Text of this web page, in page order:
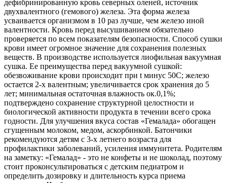
дефибринированную кровь северных оленей, источник
двухвалентного (гемового) железа. Эта форма железа
усваивается организмом в 10 раз лучше, чем железо иной
валентности. Кровь перед высушиванием обязательно
проверяется по всем показателям безопасности. Способ сушки
крови имеет огромное значение для сохранения полезных
веществ. В производстве используется лиофильная вакуумная
сушка. Ее преимущества перед вакуумной сушкой:
обезвоживание крови происходит при t минус 50C; железо
остается 2-х валентным; увеличивается срок хранения до 5
лет; минимальная остаточная влажность ок.0,1%;
подтверждено сохранение структурной целостности и
биологической активности продукта в течении всего срока
годности. Для улучшения вкуса состав «Гемалада» обогащен
сгущенным молоком, медом, аскорбинкой. Батончики
рекомендуются детям с 3-х летнего возраста для
профилактики заболеваний, усиления иммунитета. Родителям
на заметку: «Гемалад» - это не конфеты и не шоколад, поэтому
стоит проконсультироваться с детским педиатром и
определить дозировку и длительность курса приема